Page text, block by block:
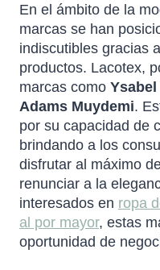
En el ámbito de la
marcas se han
indiscutibles gracias
productos. Lacotex,
marcas como Ysabel
Adams Muydemi.
por su capacidad de
brindando a los
disfrutar al máximo
renunciar a la
interesados en ropa
al por mayor, estas
oportunidad de